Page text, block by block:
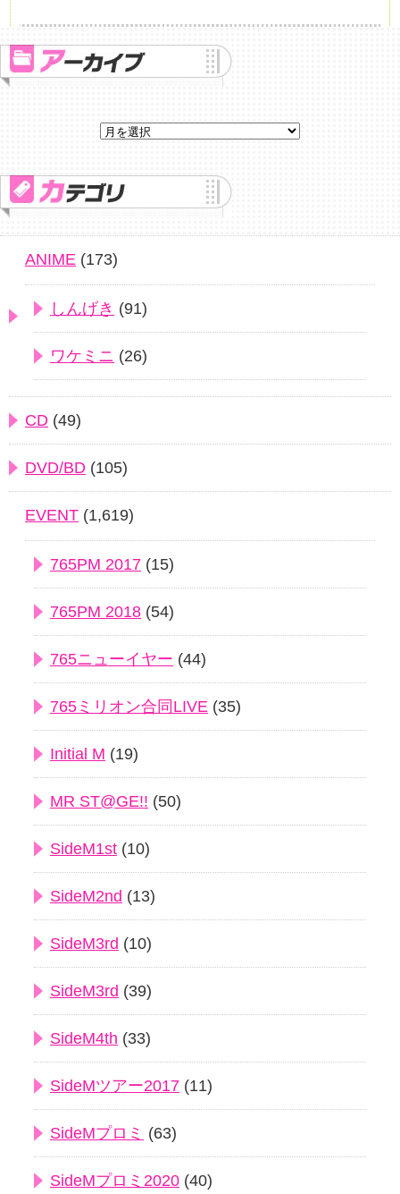
ANIME (173)
しんげき (91)
ワケミニ (26)
CD (49)
DVD/BD (105)
EVENT (1,619)
765PM 2017 (15)
765PM 2018 (54)
765ニューイヤー (44)
765ミリオン合同LIVE (35)
Initial M (19)
MR ST@GE!! (50)
SideM1st (10)
SideM2nd (13)
SideM3rd (10)
SideM3rd (39)
SideM4th (33)
SideMツアー2017 (11)
SideMプロミ (63)
SideMプロミ2020 (40)